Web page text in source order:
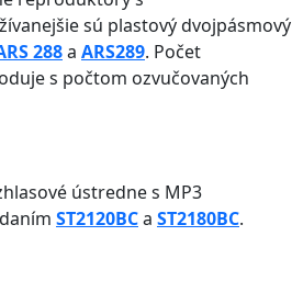
sú plastový dvojpásmový
288a ARS289. Počet
s počtom ozvučovaných
ústredne s MP3
ST2120BCa ST2180BC.